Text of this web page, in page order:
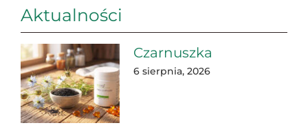
Aktualności
Czarnuszka
6 sierpnia, 2026